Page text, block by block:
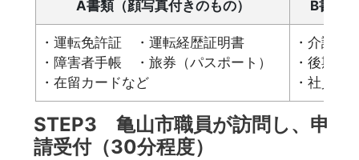
A書類（顔写真付きのもの） B書類
・運転免許証 ・運転経歴証明書
・障害者手帳 ・旅券（パスポート）
・在留カードなど
・介護
・後期
・社員証
STEP3 亀山市職員が訪問し、申
請受付（30分程度）